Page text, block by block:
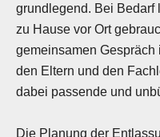
grundlegend. Bei
zu Hause vor Ort
gemeinsamen
den Eltern und den
dabei passende und
Die Planung der